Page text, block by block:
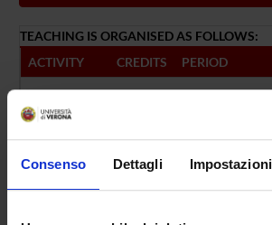
Consenso Dettagli
TEACHING IS ORGANISED AS FOLLOWS:
ACTIVITY
CREDITS PERIOD
POLI 1 5 not yet
MORETTI 1 5 not yet